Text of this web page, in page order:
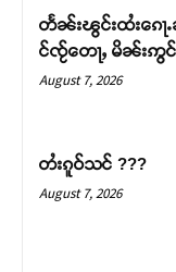
တႅၼ်းၽွင်းထႆးၵေႃ
င်ၸႂ်တေႃႇ မိၼ်းဢွင်
August 7, 2026
တႆးၵူဝ်သင် ???
August 7, 2026